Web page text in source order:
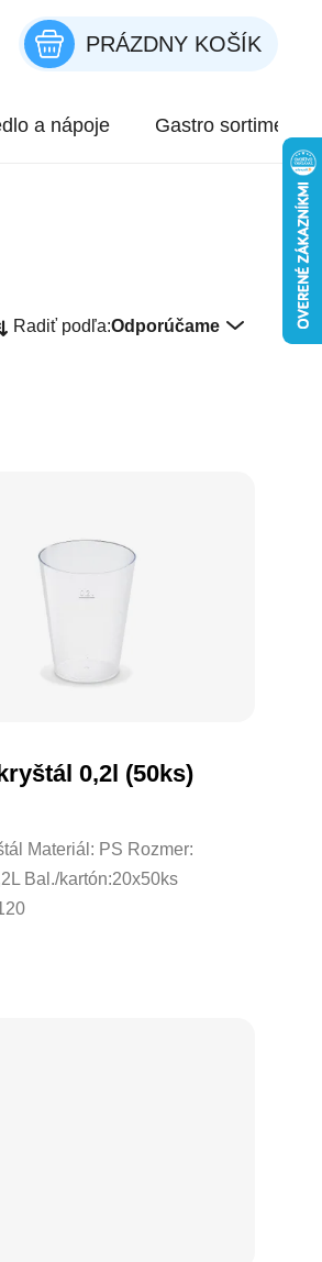
NÁKUPNÝ KOŠÍK
PRÁZDNY KOŠÍK
a nápoje Gastro sortiment
Radiť podľa:Odporúčame
0,2l (50ks)
Materiál: PS Rozmer:
Bal./kartón:20x50ks